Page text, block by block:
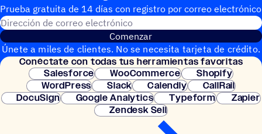
Prueba gratuita de 14 días con regis­tro por correo electrónico
Dirección de correo electrónico
Comenzar
Únete a miles de clientes. No se necesita tarjeta de crédito.
Configuración instantánea.
Conéc­tate con todas tus herramientas favoritas
Salesforce
WooCommerce
Shopify
WordPress
Slack Calendly
CallRail
DocuSign
Google Analytics Typeform
Zapier
Zendesk Sell